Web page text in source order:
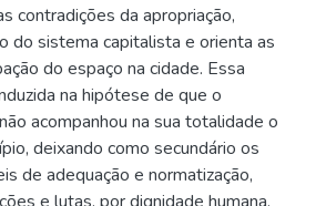
contradições da apropriação,
do sistema capitalista e orienta as
do espaço na cidade. Essa
na hipótese de que o
acompanhou na sua totalidade o
deixando como secundário os
de adequação e normatização,